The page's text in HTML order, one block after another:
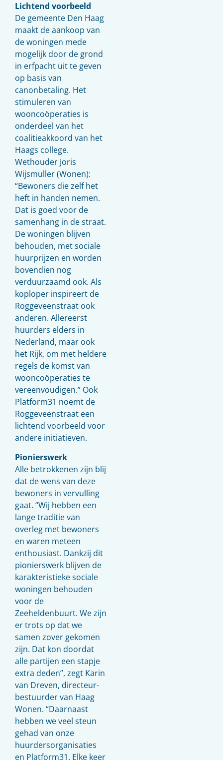
Lichtend voorbeeld
De gemeente Den Haag
maakt de aankoop van
de woningen mede
mogelijk door de grond
in erfpacht uit te geven
op basis van
canonbetaling. Het
stimuleren van
wooncoöperaties is
onderdeel van het
coalitieakkoord van het
Haags college.
Wethouder Joris
Wijsmuller (Wonen):
“Bewoners die zelf het
heft in handen nemen.
Dat is goed voor de
samenhang in de straat.
De woningen blijven
behouden, met sociale
huurprijzen en worden
bovendien nog
verduurzaamd ook. Als
koploper inspireert de
Roggeveenstraat ook
anderen. Allereerst
huurders elders in
Nederland, maar ook
het Rijk, om met heldere
regels de komst van
wooncoöperaties te
vereenvoudigen.” Ook
Platform31 noemt de
Roggeveenstraat een
lichtend voorbeeld voor
andere initiatieven.
Pionierswerk
Alle betrokkenen zijn blij
dat de wens van deze
bewoners in vervulling
gaat. “Wij hebben een
lange traditie van
overleg met bewoners
en waren meteen
enthousiast. Dankzij dit
pionierswerk blijven de
karakteristieke sociale
woningen behouden
voor de
Zeeheldenbuurt. We zijn
er trots op dat we
samen zover gekomen
zijn. Dat kon doordat
alle partijen een stapje
extra deden”, zegt Karin
van Dreven, directeur-
bestuurder van Haag
Wonen. “Daarnaast
hebben we veel steun
gehad van onze
huurdersorganisaties
en Platform31. Elke keer